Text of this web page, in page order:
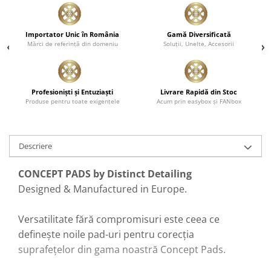
Importator Unic în România
Mărci de referinţă din domeniu
Gamă Diversificată
Soluţii, Unelte, Accesorii
Profesionişti şi Entuziaşti
Produse pentru toate exigenţele
Livrare Rapidă din Stoc
Acum prin easybox şi FANbox
Descriere
CONCEPT PADS by Distinct Detailing
Designed & Manufactured in Europe.
Versatilitate fără compromisuri este ceea ce
definește noile pad-uri pentru corecția
suprafețelor din gama noastră Concept Pads.